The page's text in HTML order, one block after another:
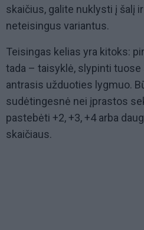
skaičius, galite nuklysti į šalį
neteisingus variantus.
Teisingas kelias yra kitoks:
tada – taisyklė, slypinti
antrasis užduoties lygmuo.
sudėtingesnė nei įprastos
pastebėti +2, +3, +4 arba
skaičiaus.